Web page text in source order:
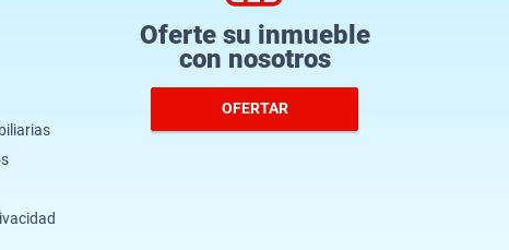
Oferte su inmueble
con nosotros
OFERTAR